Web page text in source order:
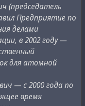
сын Кирилл
административной
Bloomberg
Reuters со
Владимира
1999—2004 гг.
с 2004 г.
(председатель
Предприятие по
делами
в 2002 году —
для атомной
— с 2000 года по
время